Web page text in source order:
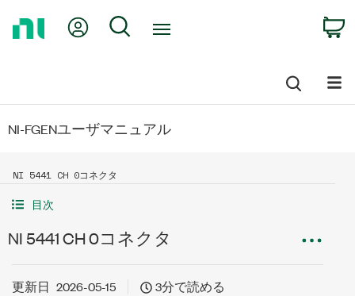
My Account
Search
NI-FGENユーザマニュアル
NI 5441 CH 0コネクタ
目次
NI 5441 CH 0コネクタ
更新日 2026-05-15
3分で読める